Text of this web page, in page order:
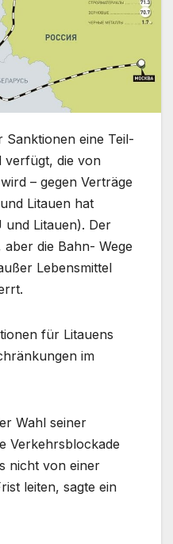
Sanktionen eine Teil-
verfügt, die von
– gegen Verträge
Litauen hat
und Litauen). Der
die Bahn- Wege
Lebensmittel
für Litauens
im
Wahl seiner
Verkehrsblockade
nicht von einer
leiten, sagte ein